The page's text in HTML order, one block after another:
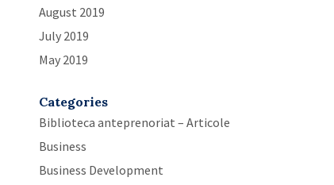
August 2019
July 2019
May 2019
Categories
Biblioteca anteprenoriat – Articole
Business
Business Development